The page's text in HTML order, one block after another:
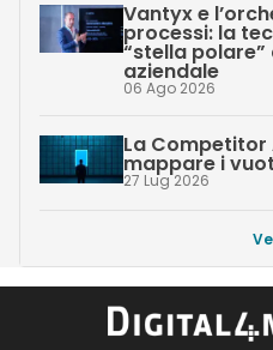
Vantyx e
processi: la
“stella polare”
aziendale
06 Ago 2026
La Competitor
mappare i
27 Lug 2026